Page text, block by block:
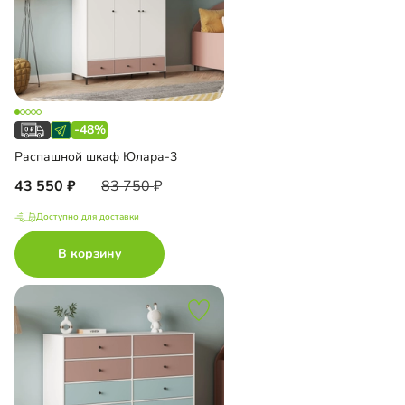
-48%
Распашной шкаф Юлара-3
43 550 83 750
Доступно для доставки
В корзину